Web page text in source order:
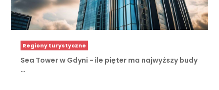
Regiony turystyczne
Sea Tower w Gdyni - ile pięter ma najwyższy budy
…